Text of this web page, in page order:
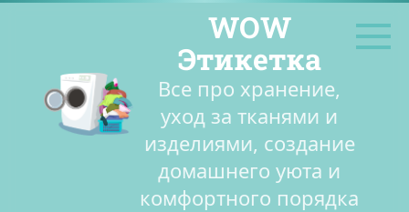
Перейти
WOW
Этикетка
Все про хранение,
уход за тканями и
изделиями, создание
домашнего уюта и
комфортного порядка